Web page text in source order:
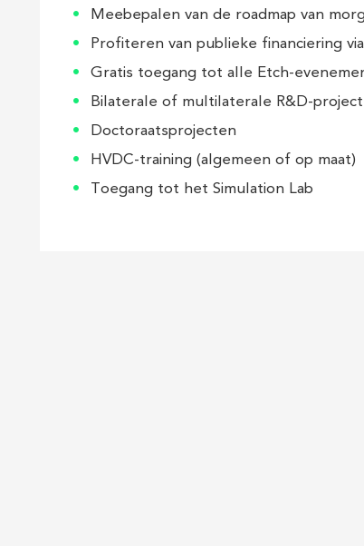
Meebepalen van de roadmap van
Profiteren van publieke financiering
Gratis toegang tot alle Etch-
Bilaterale of multilaterale R&D-
Doctoraatsprojecten
HVDC-training (algemeen of op maat)
Toegang tot het Simulation Lab